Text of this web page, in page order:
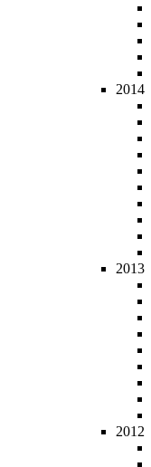
2014
2013
2012